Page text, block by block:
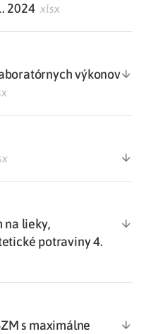
2024xlsx
výkonov
na lieky,
potraviny 4.
s maximálne